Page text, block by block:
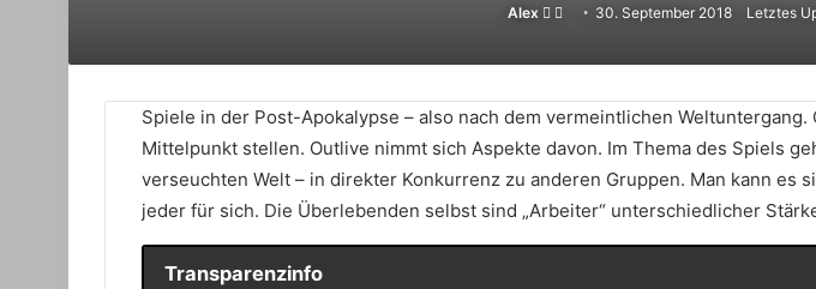
Alex
Follow
X
Sende
eine
E-
Mail
30. September 2018 Letztes
Spiele in der Post-Apokalypse – also nach dem vermeintlichen
Mittelpunkt stellen. Outlive nimmt sich Aspekte davon. Im Thema des Spiels
verseuchten Welt – in direkter Konkurrenz zu anderen Gruppen. Man kann
jeder für sich. Die Überlebenden selbst sind „Arbeiter“ unterschiedlicher
Transparenzinfo